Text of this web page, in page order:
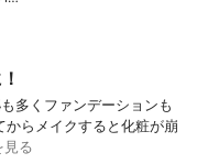
多くファンデーションも
らメイクすると化粧が崩
見る